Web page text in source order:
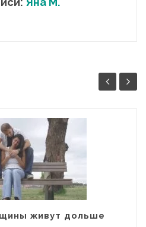
живут дольше